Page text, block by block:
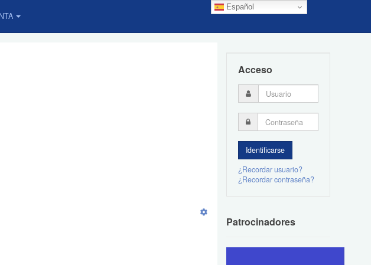
Español
Acceso
¿Recordar usuario?
¿Recordar contraseña?
Patrocinadores